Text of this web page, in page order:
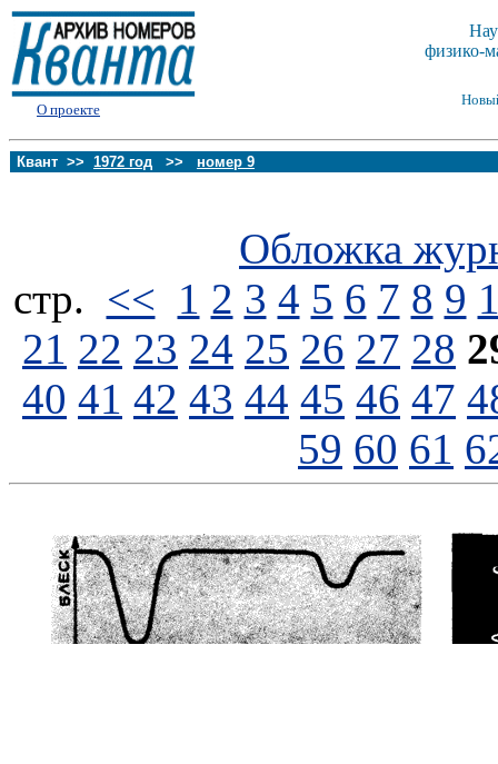
О проекте
физико-
Квант >> 1972 год >> номер 9
Обложка
стp. << 1 2 3 4 5 6 7 8 9
21 22 23 24 25 26 27 28
40 41 42 43 44 45 46 47
59 60 61